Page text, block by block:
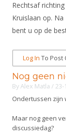
Medewerkers
Formulieren
Alle Verenigingen
KNAS Keurmerk
NK's
JPT
Nieuws
Voor
Scheidsrechter
Opleidingen
Tuchtzaken
Archief
Rechtsaf
Kruislaan op.
bent u op de
Log In To Post
Nog geen
ByAlex Matla / 23-
Ondertussen zijn
Maar nog geen
discussiedag?